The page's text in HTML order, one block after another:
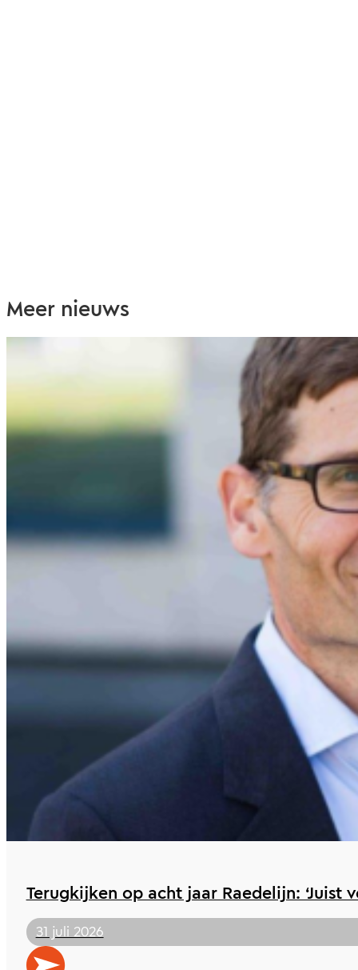
Meer nieuws
Terugkijken op acht jaar Raedelijn: ‘Juist
31 juli 2026